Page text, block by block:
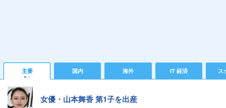
主要 国内 海外 IT 経済 ス
女優・山本舞香 第1子を出産